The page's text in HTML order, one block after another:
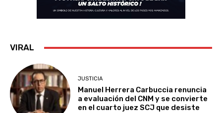
VIRAL
JUSTICIA
Manuel Herrera Carbuccia renuncia
a evaluación del CNM y se convierte
en el cuarto juez SCJ que desiste